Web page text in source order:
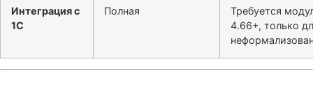
Интеграция с
1С
Полная
Требуется
4.66+, только